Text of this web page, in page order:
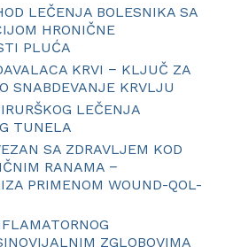
LEČENJA BOLESNIKA SA
HRONIČNE
PLUĆA
KRVI − KLJUČ ZA
SNABDEVANJE KRVLJU
LEČENJA
TUNELA
SA ZDRAVLJEM KOD
RANAMA −
PRIMENOM WOUND-QOL-
ZGLOBOVIMA